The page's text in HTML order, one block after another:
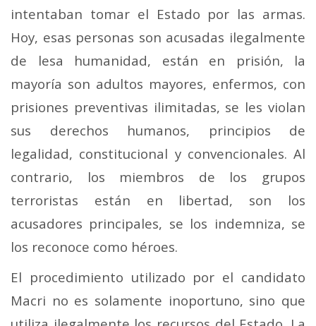
intentaban tomar el Estado por las armas.
Hoy, esas personas son acusadas ilegalmente
de lesa humanidad, están en prisión, la
mayoría son adultos mayores, enfermos, con
prisiones preventivas ilimitadas, se les violan
sus derechos humanos, principios de
legalidad, constitucional y convencionales. Al
contrario, los miembros de los grupos
terroristas están en libertad, son los
acusadores principales, se los indemniza, se
los reconoce como héroes.
El procedimiento utilizado por el candidato
Macri no es solamente inoportuno, sino que